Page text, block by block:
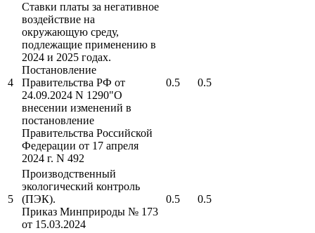
4
Ставки платы за негативное
воздействие на
окружающую среду,
подлежащие применению в
2024 и 2025 годах.
Постановление
Правительства РФ от
24.09.2024 N 1290"О
внесении изменений в
постановление
Правительства Российской
Федерации от 17 апреля
2024 г. N 492
0.5 0.5
5
Производственный
экологический контроль
(ПЭК).
Приказ Минприроды № 173
от 15.03.2024
0.5 0.5